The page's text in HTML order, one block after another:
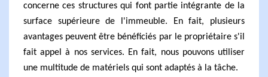
concerne ces structures qui font partie intégrante de la
surface supérieure de l'immeuble. En fait, plusieurs
avantages peuvent être bénéficiés par le propriétaire s'il
fait appel à nos services. En fait, nous pouvons utiliser
une multitude de matériels qui sont adaptés à la tâche.